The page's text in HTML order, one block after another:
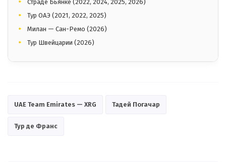
Страде Бьянке (2022, 2024, 2025, 2026)
Тур ОАЭ (2021, 2022, 2025)
Милан — Сан-Ремо (2026)
Тур Швейцарии (2026)
UAE Team Emirates — XRG Тадей Погачар
Тур де Франс